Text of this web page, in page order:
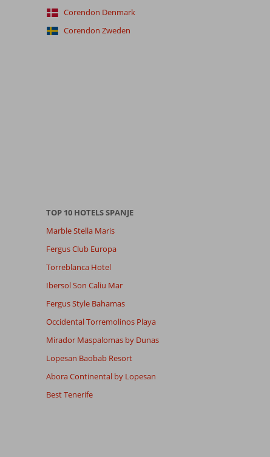
Corendon Denmark
Corendon Zweden
TOP 10 HOTELS SPANJE
Marble Stella Maris
Fergus Club Europa
Torreblanca Hotel
Ibersol Son Caliu Mar
Fergus Style Bahamas
Occidental Torremolinos Playa
Mirador Maspalomas by Dunas
Lopesan Baobab Resort
Abora Continental by Lopesan
Best Tenerife